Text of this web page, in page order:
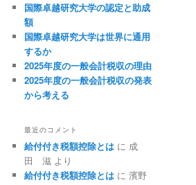
国際卓越研究大学の認定と助成
額
国際卓越研究大学は世界に通用
するか
2025年度の一般会計税収の理由
2025年度の一般会計税収の発表
から考える
最近のコメント
給付付き税額控除とは に 成
田 滋 より
給付付き税額控除とは に 濱野